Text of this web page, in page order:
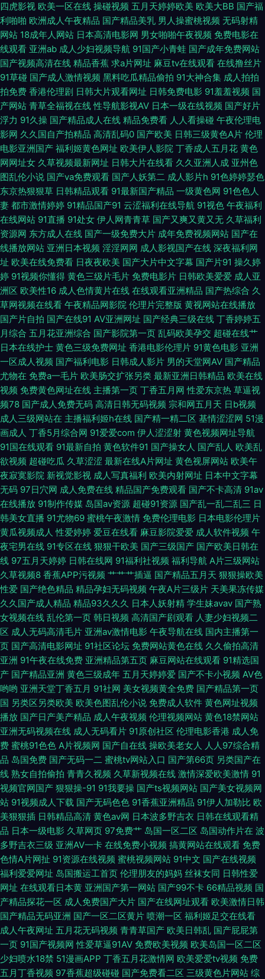
美色 91内射在线 超碰日熟在线 狠狠涩夜夜 欧洲色色网 伊人大香蕉91 91精
品大神 欧美日韩群p 97韩亚洲 麻豆爱豆村 日本道a不卡 传媒视频网站 蜜桃
九九 91白丝网址 97人妻在线视频 美国性爱XXXX 三级网站在线播放 91秀秀
精品一二一日韩 无码av网址影院 97超碰性爱 国产亚洲日本 欧美另类激情 亚
洲免费成人片 97精品影视 豆花官网免费 另类综合网 操欧美逼 另类AV综合
三级视频东京热 亚洲欧美中文日韩 超碰狠狠草 久久国产东北淫好 91大神内
射 海角社区最新网址 久久微拍网 欧美性交片深喉 超碰人人做 麻豆一区二区
三级片人妻无码 91蜜桃黑人人妻 国产久草要 男人天堂网AV 午夜网址AV 91
最新国产视频 黄色AVA黄址 三级片自慰 91次元黄 岛国欧美a级视频 欧美变
态性爱 亚州另类av ay日韩映画在线 国产视频久久探花 欧美群p成人网 91传
mei 国产A级无毛 欧日美视频在 91午夜电影观看 国产福利2025 久草黄色剧
场 激情五月天成年网 午夜AV片 91免费视频黑丝 极品国产TS资源 91色色影
院 久久草莓在线 女同肛交动漫 人妻人人草 男人资源 亚洲涩涩免费 超碰大香
蕉网 精品勉费无码久久 日本欧美视频 AV另类TS 精品国产区久久 日韩激情
导航 91夫妻交友 成人观看网页视频 美女黄色网 四虎av在线网址 91香蕉网
国产高清av 欧美女主播导航网 97人妻啪啪 精品国内久久 日本αV视频 91密
桃 国产成人 欧美地址一二三 午夜男女激情啪啪 99热超碰国产 韩国内射无码
天天日夜 99超碰在线精 国产丝袜另类 日韩精品社区 91网站免费 国产久久精
品 欧美爱碰 亚洲草逼网站 av最新地址 韩国男女做爱 色婷婷五月中出 97网
址www 欧美日韩一级棒 东京热色综合 久草精品资源 日本精品VA网站 91论
坛最新入口 韩国青草在线视频 白丝学姐在线自慰 亚洲色情一二区 欧美射精
视频 91蜜桃精品入口 国产自拍色图 日本色情六月天 91豆花不卡 囯产精品一
二三 欧美熟妇bbw 91九色夫妻绿帽 户外露出 日本高清乱 在线成人网址 成人
大香蕉电影 欧美豆花91 影音先锋迷奸系列 超碰自p拍 狼友视频在线观看 尤
物熟妇TV 国产AV产 天天撸天天肏 99久操超碰在线 后入大屁股少妇
四虎影视 欧美一区在线 操碰视频 五月天婷婷欧美 欧美大BB 国产福
利啪啪 欧洲成人午夜精品 国产精品美乳 男人操蜜桃视频 无码射精
网站 18成年人网站 日本高清电影网 男女啪啪午夜视频 免费电影在
线观看 亚洲ab 成人少妇视频导航 91国产小青蛙 国产成年免费网站
国产视频高清在线 精品香蕉 求a片网址 麻豆tv在线观看 在线撸丝片
91草碰 国产成人激情视频 黑料吃瓜精品偷拍 91大神合集 成人拍拍
拍免费 香港伦理剧 日韩大片观看网址 日韩免费电影 91羞羞视频 国
产网站 青草全福视在线 性导航影视AV 日本一级在线视频 国产好片
浮力 91久操 国产精品成人在线 精品免费看 人人看操碰 午夜伦理电
影网 久久国自产拍精品 高清乱码0 国产欧美 日韩三级黄色A片 伦理
电影亚洲国产 福利姬黄色网址 欧美伊人影院 丁香成人五月花 黄色
网网址女 久草视频最新网址 日韩大片在线看 久久亚洲人成 亚州色
图乱伦小说 国产va免费观看 国产人妖第二 成人影片h 91色婷婷瑟色
东京热狠狠草 日韩精品观看 91最新国产精品 一级黄色网 91色色人
妻 都市激情婷婷 91精品国产91 云涩福利在线导航 91视色 午夜福利
在线网站 91直播 91处女 伊人网青青草 国产又爽又黄又无 久草福利
资源网 东方成人在线 国产一级免费大片 成年免费视频网站 国产在
线播放网站 亚洲日本视频 淫淫网网 成人影视国产在线 深夜福利网
址 欧美在线免费看 日夜夜欧美 国产大片中文字幕 国产片91 操久婷
婷 91视频你懂得 黄色三级片毛片 免费电影片 日韩欧美爱爱 成人亚
洲区 欧美性16 成人色情黄片在线 在线观看亚洲精品 国产热综合 久
草网视频在线看 午夜精品网影院 伦理片完整版 黄视网站在线播放
国产片自拍 国产在线91 AV亚洲网址 国产经典三级在线 丁香婷婷五
月综合 五月花亚洲综合 国产影院第一页 乱码欧美孕交 超碰在线艹
日本在线护士 黄色三级免费网址 香港电影伦理片 91黄色电影 亚洲
一区成人视频 国产福利电影 日韩成人影片 男的天堂网AV 国产精品
尤物在 免费a一毛片 欧美肠交扩张另类 最新亚洲日韩精品 欧美在线
视频 免费黄色网址在线 主播第一页 丁香五月网 性爱东京热 草逼视
频78 国产成人免费无码 高清日韩无码视频 宗和网五月天 日b视频
成人三级网站在 主播福利姬h在线 国产精一精二区 基情涩涩网 51漫
画成人 丁香5月综合网 91爱爱com 伊人涩涩射 黄色视频网址导航
91国在线观看 91最新自拍 黄色软件91 国产操女人 国产乱人 欧美乱
欲视频 超碰吃瓜 久草涩涩 最新在线A片网址 黄色视屏网站 欧美午
夜寂寞影院 新视觉影视 成人写真福利 欧美内射网址 日本中文字幕
无码 97日穴网 成人免费在线 精品国产免费观看 国产不卡高清 91av
在线播放 91制作传媒 岛国av资源 超碰91资源 国产乱一乱二乱三 日
韩美女直播 91尤物69 蜜桃午夜激情 免费伦理电影 日本电影伦理片
黄瓜视频成人 性爱婷婷 爱豆在线看 麻豆影院爱爱 成人软件视频 午
夜宅男在线 91专区在线 狠狠干欧美 国产三级国产 国产欧美日韩在
线 97五月天婷婷 日韩在线网 91福利社视频 福利导航 A片三级网站
久草视频8 香蕉APP污视频 艹艹艹插逼 国产精品五月天 狠狠操欧美
性爱 国产绝色精品 精品孕妇无码视频 午夜A片三级片 天美果冻传媒
久久国产成人精品 精品93久久久 日本人妖射精 学生妹avav 国产熟
女视频在线 乱伦第一页 韩日视频 高清国产剧观看 人妻少妇视频二
区 成人无码高清毛片 亚洲av激情电影 午夜导航在线 国内主播第一
页 国产高清电影网址 91社区论坛 免费网站黄色在线 久久偷拍高清
亚洲 91午夜在线免费 亚洲精品第五页 麻豆网站在线观看 91精选国
产 国产精品亚洲 黄色三级成年 五月天婷婷爱 国产不卡小视频 AV色
哟哟 亚洲天堂丁香五月 91社网 美女视频黄全免费 国产精品第一页
国 另类区另类欧美 欧美色图乱伦小说 免费成人软件 黄色网址视频
播放 国产日产美产精品 成人午夜视频 伦理视频网站 黄色18禁网站
亚洲无码视频在线 成人无码看片 91原创社区 伦理电影香港 成人免
费 蜜桃91色色 A片视频网 国产自在线 操欧美老女人 人人97综合精
品 岛国免费 国产无码一二 蜜桃tv网站入口 国产第66页 另类国产在
线 熟女自拍偷拍 青青久视频 久草新视频在线 激情深爱欧美激情 91
视频官网国产 狠狠操-91 91我要操 国产ts视频网站 国产美女视频网
站 91视频成人下载 国产无码色色 91香蕉亚洲精品 91伊人加勒比 欧
美狠狠插 日韩精品高清 黄色av网 日本波多野吉衣 日韩在线观看精
品 日本一级电影 久草网页 97免费艹 岛国一区二区 岛国动作片在 波
多野吉衣三级 亚洲AV一卡 在线免费小视频 搞黄网站在线观看 免费
色情A片网扯 91资源在线视频 蜜桃视频网站 91中文 国产在线视频
福利爱爱网址 岛国搬运工首页 伦理朋友的妈妈 丝袜女同 日韩性爱
网址 在线观看日本黄 亚洲国产第一网站 国产99不卡 66精品视频 国
产精品探花一区 成人免费国产大片 国产在线网址观看 欧美激情日韩
国产精品无码亚洲 国产一区二区黄片 喷潮一区 福利姬足交在线看
成人午夜网址 五月花无码视频 青青草国产 欧美日韩乱 国产屁屁第
一页 91国产视频网 性爱草逼91AV 免费欧美视频 欧美岛国一区二区
少妇喷水18禁 51漫画APP 丁香五月花激情网 欧美爱爱tv视频 免费
五月丁香视频 97香蕉超级碰碰 国产免费看二区 三级黄色片网站 综